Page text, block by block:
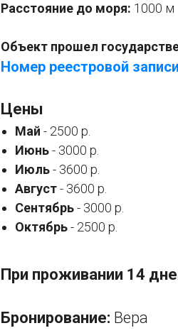
Расстояние до моря: 1000 м
Объект прошел
Номер реестровой
Цены
Май - 2500 р.
Июнь- 3000 р.
Июль- 3600 р.
Август- 3600 р.
Сентябрь- 3000 р.
Октябрь- 2500 р.
При проживании 14
Бронирование: Вера